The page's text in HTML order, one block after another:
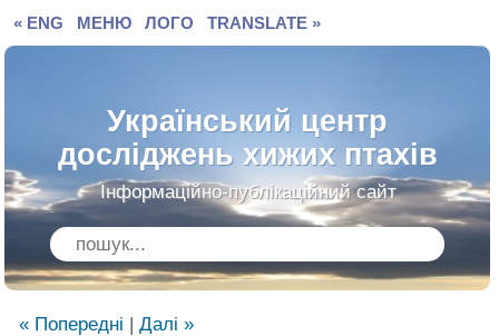
« ENG МЕНЮ ЛОГО TRANSLATE »
Український центр
досліджень хижих птахів
Інформаційно-публікаційний сайт
« Попередні | Далі »